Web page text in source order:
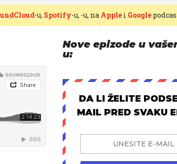
-u, Spotify-u, -u, na Applei Google
Nove epizode u
u:
DA LI ŽELITE
MAIL PRED SVAKU